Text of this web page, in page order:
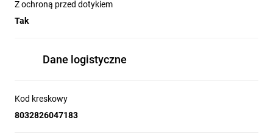
Z ochroną przed dotykiem
Tak
Dane logistyczne
Kod kreskowy
8032826047183